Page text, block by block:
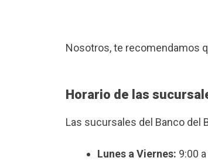
Nosotros, te recomendamos
Horario de las
Las sucursales del Banco del
Lunes a Viernes: 9:00